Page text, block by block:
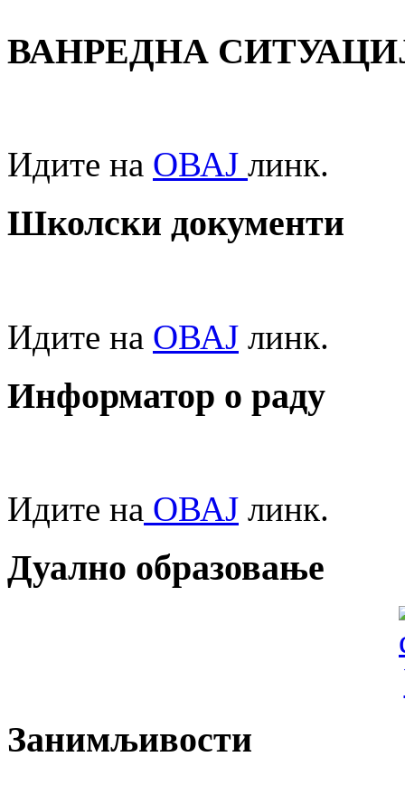
ВАНРЕДНА
Идите на ОВАЈ линк.
Школски документи
Идите на ОВАЈ линк.
Информатор о раду
Идите на ОВАЈ линк.
Дуално образовање
Занимљивости